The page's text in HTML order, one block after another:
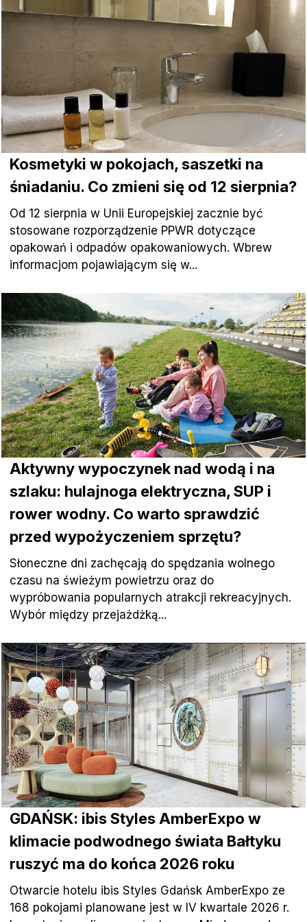
Kosmetyki w pokojach, saszetki na
śniadaniu. Co zmieni się od 12 sierpnia?
Od 12 sierpnia w Unii Europejskiej zacznie być
stosowane rozporządzenie PPWR dotyczące
opakowań i odpadów opakowaniowych. Wbrew
informacjom pojawiającym się w...
Aktywny wypoczynek nad wodą i na
szlaku: hulajnoga elektryczna, SUP i
rower wodny. Co warto sprawdzić
przed wypożyczeniem sprzętu?
Słoneczne dni zachęcają do spędzania wolnego
czasu na świeżym powietrzu oraz do
wypróbowania popularnych atrakcji rekreacyjnych.
Wybór między przejażdżką...
GDAŃSK: ibis Styles AmberExpo w
klimacie podwodnego świata Bałtyku
ruszyć ma do końca 2026 roku
Otwarcie hotelu ibis Styles Gdańsk AmberExpo ze
168 pokojami planowane jest w IV kwartale 2026 r.